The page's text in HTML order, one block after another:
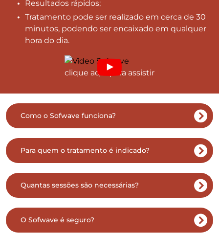
Resultados rápidos;
Tratamento pode ser realizado em cerca de 30
minutos, podendo ser encaixado em qualquer
hora do dia.
clique aqui para assistir
Como o Sofwave funciona?
Para quem o tratamento é indicado?
Quantas sessões são necessárias?
O Sofwave é seguro?